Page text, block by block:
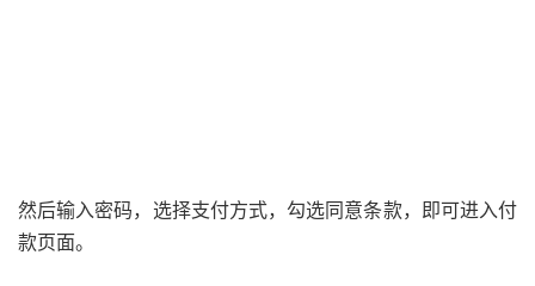
然后输入密码，选择支付方式，勾选同意条款，即可进入付
款页面。